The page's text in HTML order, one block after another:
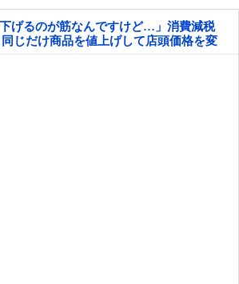
下げるのが筋なんですけど…」消費減税
じだけ商品を値上げして店頭価格を変